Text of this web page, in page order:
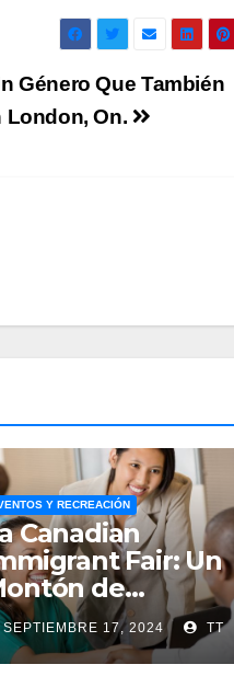
Género Que También
London, On.
Y RECREACIÓN
Canadian
Fair: Un
de
SEPTIEMBRE 17, 2024 TT